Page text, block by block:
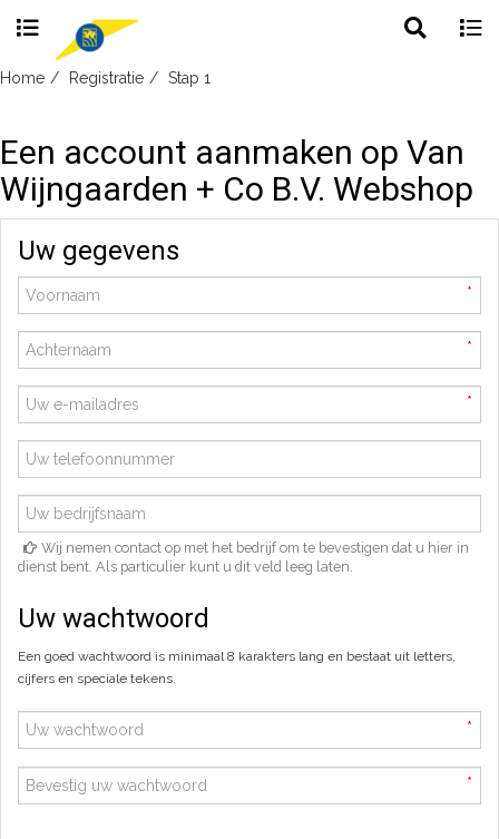
Skip
Home Registratie Stap 1
Een account aanmaken op Van
Wijngaarden + Co B.V. Webshop
Uw gegevens
*
*
*
Wij nemen contact op met het bedrijf om te bevestigen dat u hier in
dienst bent. Als particulier kunt u dit veld leeg laten.
Uw wachtwoord
Een goed wachtwoord is minimaal 8 karakters lang en bestaat uit letters,
cijfers en speciale tekens.
*
*